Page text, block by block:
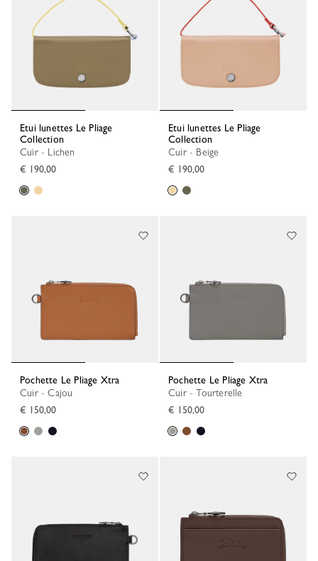
Etui lunettes Le Pliage
Collection
Cuir - Lichen
€ 190,00
Etui lunettes Le Pliage
Collection
Cuir - Beige
€ 190,00
Pochette Le Pliage Xtra
Cuir - Cajou
€ 150,00
Pochette Le Pliage Xtra
Cuir - Tourterelle
€ 150,00